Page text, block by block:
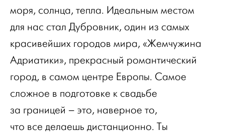
моря, солнца, тепла. Идеальным местом
для нас стал Дубровник, один из самых
красивейших городов мира, «Жемчужина
Адриатики», прекрасный романтический
город, в самом центре Европы. Самое
сложное в подготовке к свадьбе
за границей – это, наверное то,
что все делаешь дистанционно. Ты